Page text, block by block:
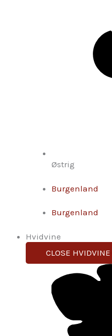
Østrig
Burgenland
Burgenland
Hvidvine
CLOSE HVIDVINE